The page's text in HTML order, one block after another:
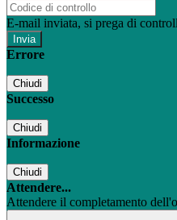
E-mail inviata, si prega di
Errore
Chiudi
Successo
Chiudi
Informazione
Chiudi
Attendere...
Attendere il completamento